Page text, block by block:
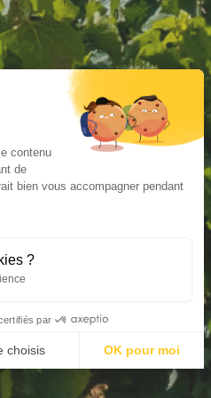
contenu
de
bien vous accompagner pendant
?
par
choisis OK pour moi
: Personnalisez vos